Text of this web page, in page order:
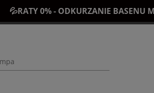
💦RATY 0% - ODKURZANIE BASENU